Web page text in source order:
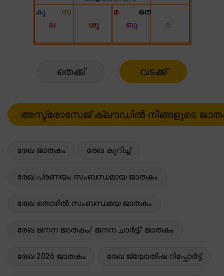
തെക്ക് വടക്ക്
രേഖ ജാതകം രേഖ കുറിച്ച്
രേഖ പ്രണയം സംബന്ധമായ ജാതകം
രേഖ തൊഴിൽ സംബന്ധമയ ജാതകം
രേഖ ജനന ജാതകം/ ജനന ചാർട്ട്/ ജാതകം
രേഖ 2026 ജാതകം രേഖ ജ്യോതിഷ റിപ്പോർട്ട്